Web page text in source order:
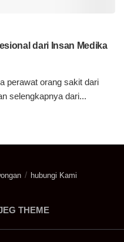
dari Insan Medika
perawat orang sakit dari
selengkapnya dari...
hubungi Kami
THEME